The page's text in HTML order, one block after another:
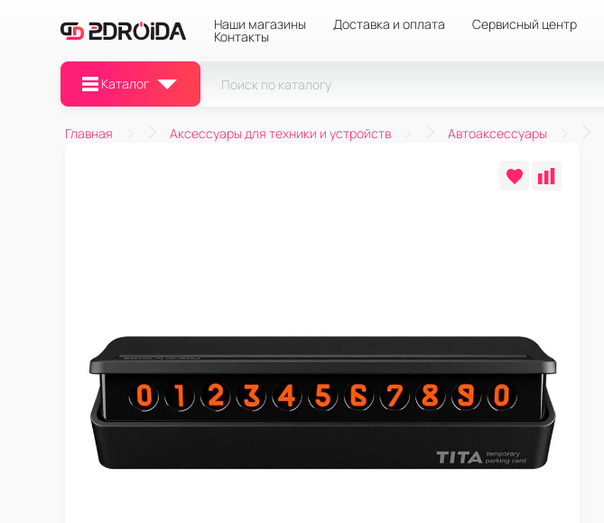
Наши магазины Доставка и оплата Сервисный центр
Контакты
Каталог
Главная Аксессуары для техники и устройств Автоаксессуары